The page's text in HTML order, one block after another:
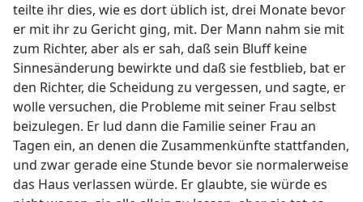
teilte ihr dies, wie es dort üblich ist, drei Monate bevor
er mit ihr zu Gericht ging, mit. Der Mann nahm sie mit
zum Richter, aber als er sah, daß sein Bluff keine
Sinnesänderung bewirkte und daß sie festblieb, bat er
den Richter, die Scheidung zu vergessen, und sagte, er
wolle versuchen, die Probleme mit seiner Frau selbst
beizulegen. Er lud dann die Familie seiner Frau an
Tagen ein, an denen die Zusammenkünfte stattfanden,
und zwar gerade eine Stunde bevor sie normalerweise
das Haus verlassen würde. Er glaubte, sie würde es